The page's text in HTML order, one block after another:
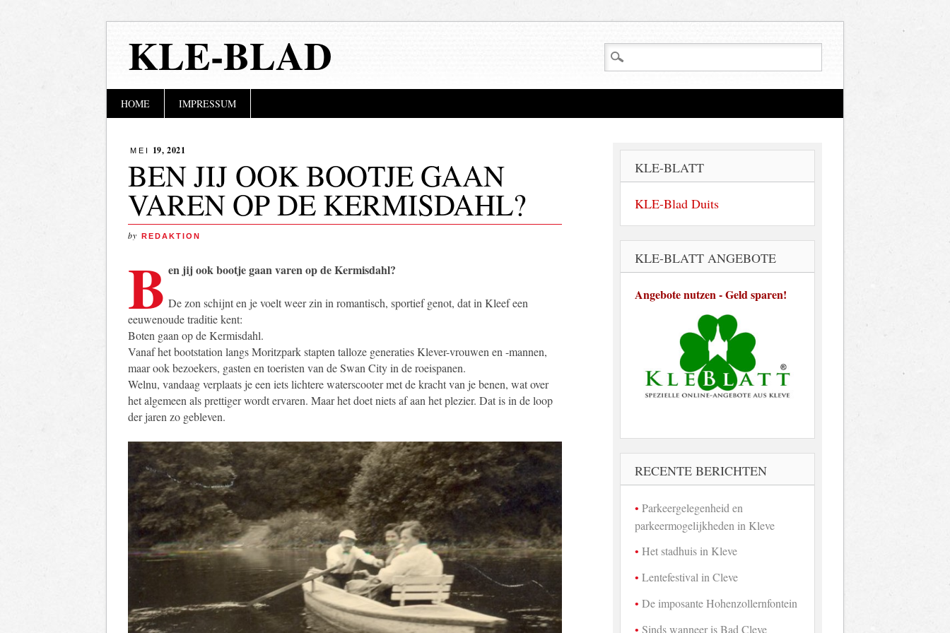
KLE-BLAD
Hoofdmenu
HOME IMPRESSUM
MEI 19, 2021
BEN JIJ OOK BOOTJE GAAN
VAREN OP DE KERMISDAHL?
by REDAKTION
B en jij ook bootje gaan varen op de Kermisdahl?
De zon schijnt en je voelt weer zin in romantisch, sportief genot, dat in Kleef een
eeuwenoude traditie kent:
Boten gaan op de Kermisdahl.
Vanaf het bootstation langs Moritzpark stapten talloze generaties Klever-vrouwen en -mannen,
maar ook bezoekers, gasten en toeristen van de Swan City in de roeispanen.
Welnu, vandaag verplaats je een iets lichtere waterscooter met de kracht van je benen, wat over
het algemeen als prettiger wordt ervaren. Maar het doet niets af aan het plezier. Dat is in de loop
der jaren zo gebleven.
KLE-BLATT
KLE-Blad Duits
KLE-BLATT ANGEBOTE
Angebote nutzen - Geld sparen!
RECENTE BERICHTEN
Parkeergelegenheid en
parkeermogelijkheden in Kleve
Het stadhuis in Kleve
Lentefestival in Cleve
De imposante Hohenzollernfontein
Sinds wanneer is Bad Cleve